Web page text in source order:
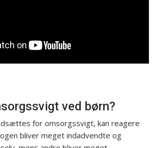
ved børn?
for omsorgssvigt, kan reagere
bliver meget indadvendte og